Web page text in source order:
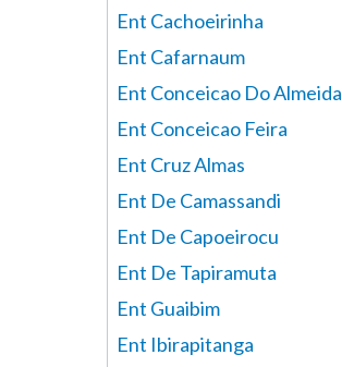
Ent Cachoeirinha
Ent Cafarnaum
Ent Conceicao Do Almeida
Ent Conceicao Feira
Ent Cruz Almas
Ent De Camassandi
Ent De Capoeirocu
Ent De Tapiramuta
Ent Guaibim
Ent Ibirapitanga